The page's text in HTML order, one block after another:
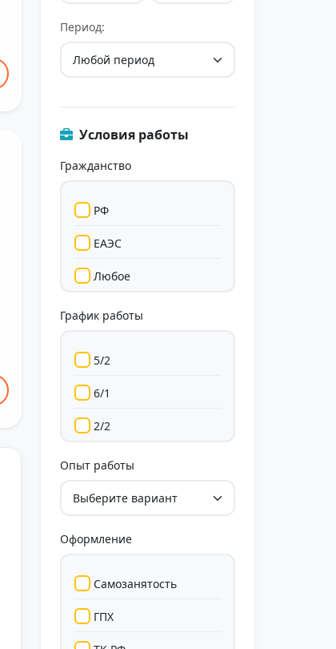
Период:
Условия работы
Гражданство
РФ
ЕАЭС
Любое
График работы
5/2
6/1
2/2
Гибкий
Свободный
Опыт работы
Оформление
Самозанятость
ГПХ